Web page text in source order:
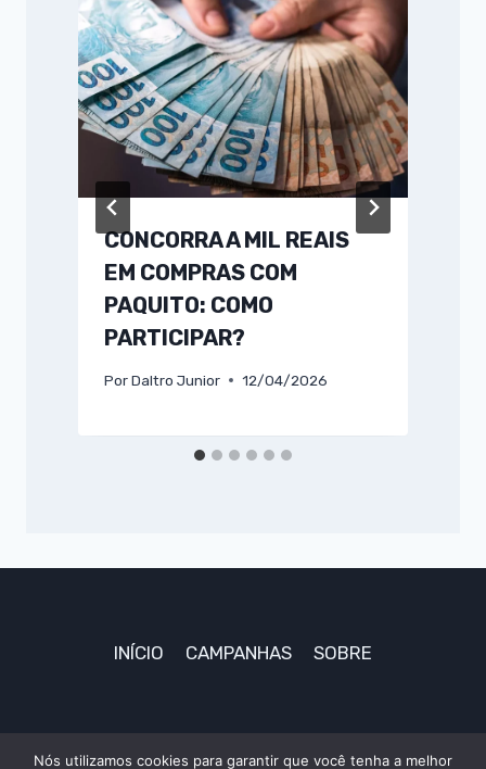
CONCORRA A MIL REAIS
EM COMPRAS COM
PAQUITO: COMO
PARTICIPAR?
PorDaltro Junior 12/04/2026
INÍCIO CAMPANHAS SOBRE
Nós utilizamos cookies para garantir que você tenha a melhor